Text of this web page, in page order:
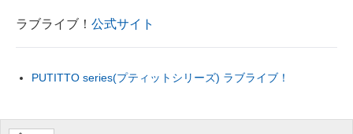
ラブライブ！ 公式サイト
PUTITTO series(プティットシリーズ) ラブライブ！